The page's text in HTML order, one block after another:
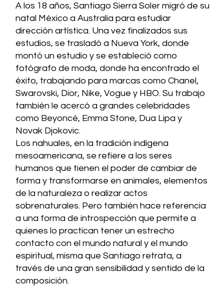
A los 18 años, Santiago Sierra Soler migró de su
natal México a Australia para estudiar
dirección artística. Una vez finalizados sus
estudios, se trasladó a Nueva York, donde
montó un estudio y se estableció como
fotógrafo de moda, donde ha encontrado el
éxito, trabajando para marcas como Chanel,
Swarovski, Dior, Nike, Vogue y HBO. Su trabajo
también le acercó a grandes celebridades
como Beyoncé, Emma Stone, Dua Lipa y
Novak Djokovic.
Los nahuales, en la tradición indígena
mesoamericana, se refiere a los seres
humanos que tienen el poder de cambiar de
forma y transformarse en animales, elementos
de la naturaleza o realizar actos
sobrenaturales. Pero también hace referencia
a una forma de introspección que permite a
quienes lo practican tener un estrecho
contacto con el mundo natural y el mundo
espiritual, misma que Santiago retrata, a
través de una gran sensibilidad y sentido de la
composición.